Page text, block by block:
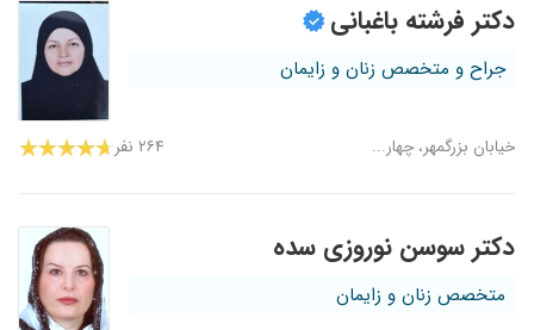
دکتر فرشته باغبانی
جراح و متخصص زنان و زایمان
خیابان بزرگمهر، چهار... ۲۶۴ نفر
دکتر سوسن نوروزی سده
متخصص زنان و زایمان